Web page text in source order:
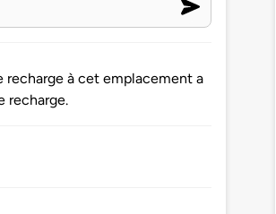
recharge à cet emplacement a
recharge.